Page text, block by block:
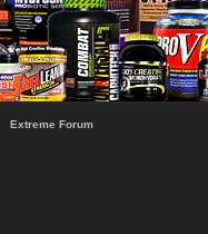
Extreme Forum